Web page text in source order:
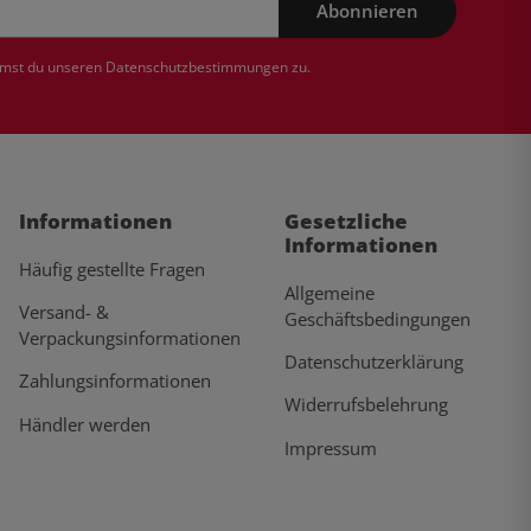
Abonnieren
du unseren Datenschutzbestimmungenzu.
Informationen
Häufig gestellte Fragen
Versand- &
Verpackungsinformationen
Zahlungsinformationen
Händler werden
Gesetzliche
Informationen
Allgemeine
Geschäftsbedingungen
Datenschutzerklärung
Widerrufsbelehrung
Impressum